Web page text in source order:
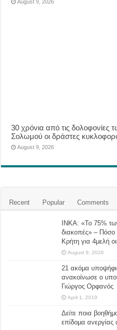
August 9, 2026
30 χρόνια από τις
Σολωμού οι δράστες
August 9, 2026
Recent Popular Comments
ΙΝΚΑ: «Το 75%
διακοπές» – Πόσο
Κρήτη για 4μελή
August 9, 2026
21 ακόμα
ανακοίνωσε ο
Γιώργος Ορφανός
April 1, 2019
Δείτε ποια
επίδομα